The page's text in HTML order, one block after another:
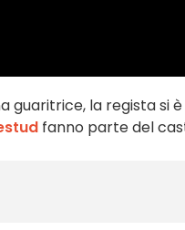
guaritrice, la regista si
fanno parte del